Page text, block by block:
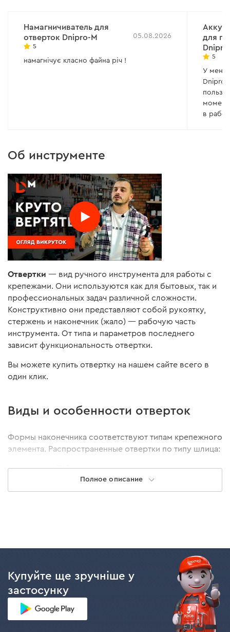
Намагничиватель для
отверток Dnipro-M
5
05.08.2026
намагнічує класно файна річ !
для
5
У меня
Dnipro-
в
форму,
В
Об инструменте
Отвертки — вид ручного инструмента для работы с
крепежами. Они используются как для бытовых, так и
профессиональных задач различной сложности.
Конструктивно они представляют собой рукоятку,
стержень и наконечник (жало) — рабочую часть
инструмента. От типа и параметров последнего
зависит функциональность отвертки.
Вы можете купить отвертку на нашем сайте всего в
один клик.
Виды и особенности отверток
Формы наконечника соответствуют типам крепежного
элемента. Распространенные отвертки по типу шлица:
прямая (SL);
крестовая (PH);
крестообразная с направляющими (PZ);
множество типов отверток, специально созданных
для узконаправленной работы с особыми резьбовыми
крепежами. Кроме того, помимо универсальных
отверток существуют модифицированные,
предназначенные для выполнения определенных
работ, например:
диэлектрические — для работы с элементами,
Полное описание
Купуйте ще зручніше у
застосунку